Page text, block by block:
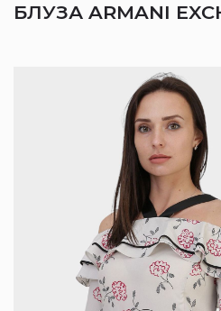
БЛУЗА ARMANI